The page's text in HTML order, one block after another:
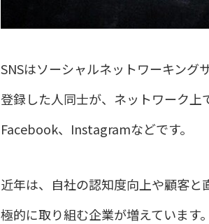
SNSはソーシャルネットワーキン
登録した人同士が、ネットワーク
Facebook、Instagramなどです。
近年は、自社の認知度向上や顧客
極的に取り組む企業が増えています。